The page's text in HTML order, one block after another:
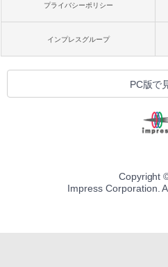
プライバシーポリシー
インプレスグループ
PC版で
Copyright
Impress Corporation.